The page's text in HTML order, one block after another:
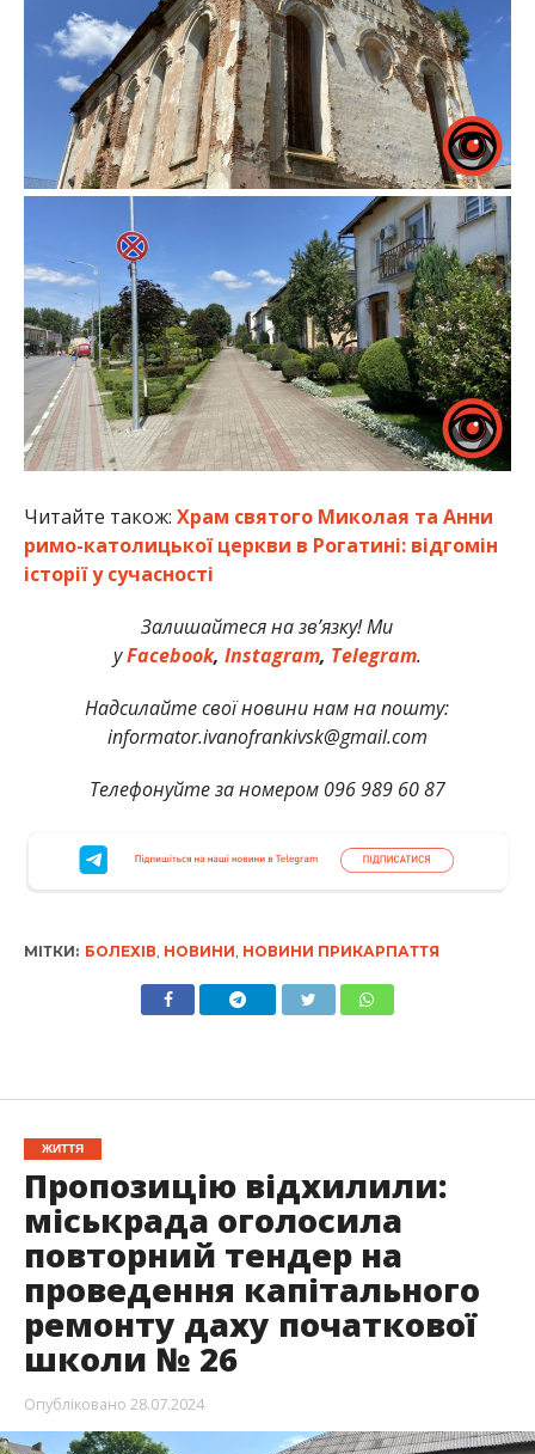
Читайте також: Храм святого Миколая та Анни
римо-католицької церкви в Рогатині: відгомін
історії у сучасності
Залишайтеся на зв’язку! Ми
уFacebook, Instagram, Telegram.
Надсилайте свої новини нам на пошту:
informator.ivanofrankivsk@gmail.com
Телефонуйте за номером 096 989 60 87
МІТКИ: БОЛЕХІВ НОВИНИ НОВИНИ ПРИКАРПАТТЯ
ЖИТТЯ
Пропозицію відхилили:
міськрада оголосила
повторний тендер на
проведення капітального
ремонту даху початкової
школи № 26
Опубліковано 28.07.2024